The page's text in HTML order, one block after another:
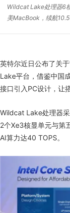
Wildcat Lake处理器6
美MacBook，续航10.5
英特尔近日公布了关
Lake平台，借鉴中国
接口引入PC设计，让
Wildcat Lake处理器
2个Xe3核显单元与第
AI算力达40 TOPS。